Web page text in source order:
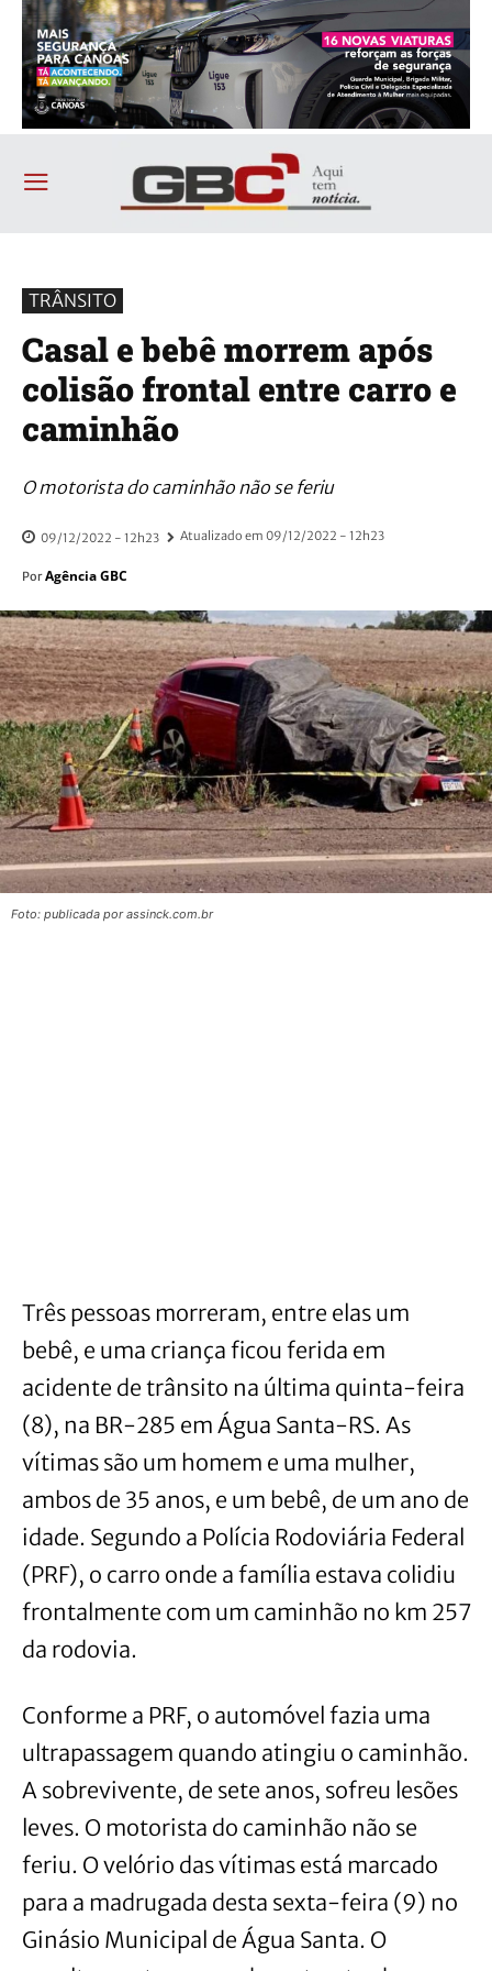
TRÂNSITO
Casal e bebê morrem após
colisão frontal entre carro e
caminhão
O motorista do caminhão não se feriu
09/12/2022 - 12h23 Atualizado em 09/12/2022 - 12h23
Por Agência GBC
Foto: publicada por assinck.com.br
Três pessoas morreram, entre elas um
bebê, e uma criança ficou ferida em
acidente de trânsito na última quinta-feira
(8), na BR-285 em Água Santa-RS. As
vítimas são um homem e uma mulher,
ambos de 35 anos, e um bebê, de um ano de
idade. Segundo a Polícia Rodoviária Federal
(PRF), o carro onde a família estava colidiu
frontalmente com um caminhão no km 257
da rodovia.
Conforme a PRF, o automóvel fazia uma
ultrapassagem quando atingiu o caminhão.
A sobrevivente, de sete anos, sofreu lesões
leves. O motorista do caminhão não se
feriu. O velório das vítimas está marcado
para a madrugada desta sexta-feira (9) no
Ginásio Municipal de Água Santa. O